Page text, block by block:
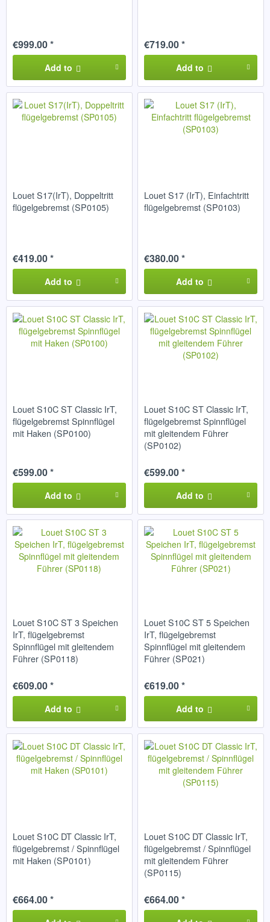
€999.00 *
Add to
€719.00 *
Add to
Louet S17(IrT), Doppeltritt
flügelgebremst (SP0105)
€419.00 *
Add to
Louet S17 (IrT), Einfachtritt
flügelgebremst (SP0103)
€380.00 *
Add to
Louet S10C ST Classic IrT,
flügelgebremst Spinnflügel
mit Haken (SP0100)
€599.00 *
Add to
Louet S10C ST Classic IrT,
flügelgebremst Spinnflügel
mit gleitendem Führer
(SP0102)
€599.00 *
Add to
Louet S10C ST 3 Speichen
IrT, flügelgebremst
Spinnflügel mit gleitendem
Führer (SP0118)
€609.00 *
Add to
Louet S10C ST 5 Speichen
IrT, flügelgebremst
Spinnflügel mit gleitendem
Führer (SP021)
€619.00 *
Add to
Louet S10C DT Classic IrT,
flügelgebremst / Spinnflügel
mit Haken (SP0101)
€664.00 *
Louet S10C DT Classic IrT,
flügelgebremst / Spinnflügel
mit gleitendem Führer
(SP0115)
€664.00 *